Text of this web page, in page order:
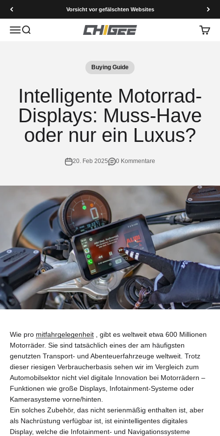
Vorsicht vor gefälschten Websites
MenüSuche CHIGEE Technology co.,Ltd
Buying Guide
Intelligente Motorrad-
Displays: Muss-Have
oder nur ein Luxus?
20. Feb 2025 0 Kommentare
Wie pro mitfahrgelegenheit
, gibt es weltweit etwa 600 Millionen
Motorräder. Sie sind tatsächlich eines der am häufigsten
genutzten Transport- und Abenteuerfahrzeuge weltweit. Trotz
dieser riesigen Verbraucherbasis sehen wir im Vergleich zum
Automobilsektor nicht viel digitale Innovation bei Motorrädern –
Funktionen wie große Displays, Infotainment-Systeme oder
Kamerasysteme vorne/hinten.
Ein solches Zubehör, das nicht serienmäßig enthalten ist, aber
als Nachrüstung verfügbar ist, ist einintelligentes digitales
Display, welche die Infotainment- und Navigationssysteme